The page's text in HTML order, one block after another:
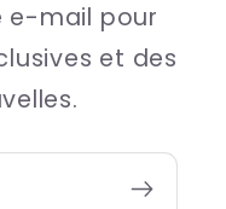
e-mail pour
et des